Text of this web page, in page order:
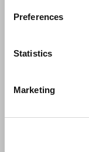
Preferences
Statistics
Marketing